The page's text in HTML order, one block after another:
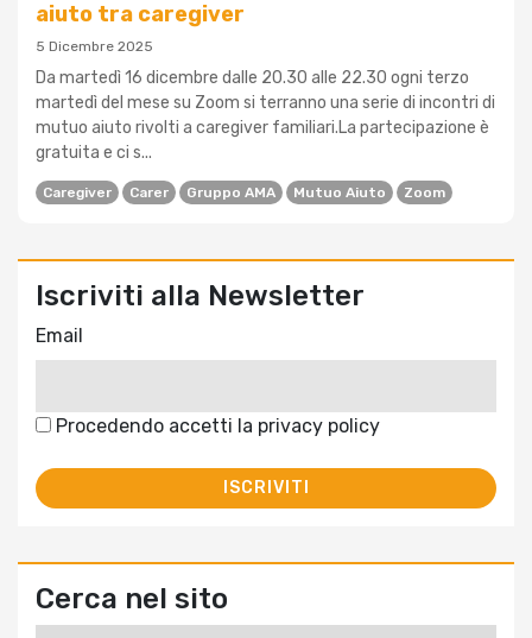
aiuto tra caregiver
5 Dicembre 2025
Da martedì 16 dicembre dalle 20.30 alle 22.30 ogni terzo
martedì del mese su Zoom si terranno una serie di incontri di
mutuo aiuto rivolti a caregiver familiari.La partecipazione è
gratuita e ci s...
Caregiver Carer Gruppo AMA Mutuo Aiuto Zoom
Iscriviti alla Newsletter
Email
Procedendo accetti la privacy policy
Cerca nel sito